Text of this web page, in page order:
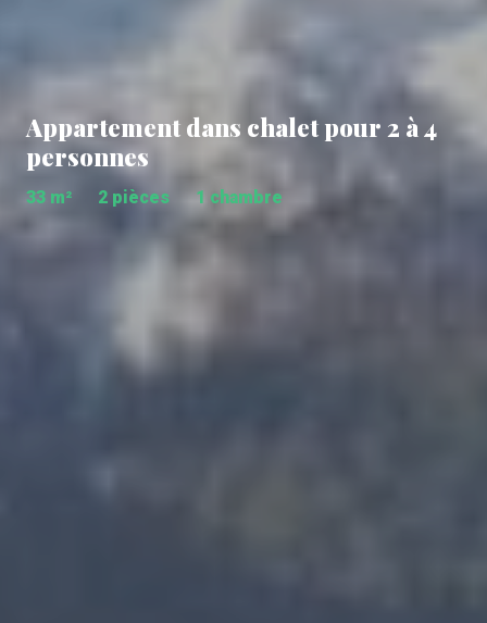
Appartement dans chalet pour 2 à 4
personnes
33 m² 2 pièces 1 chambre